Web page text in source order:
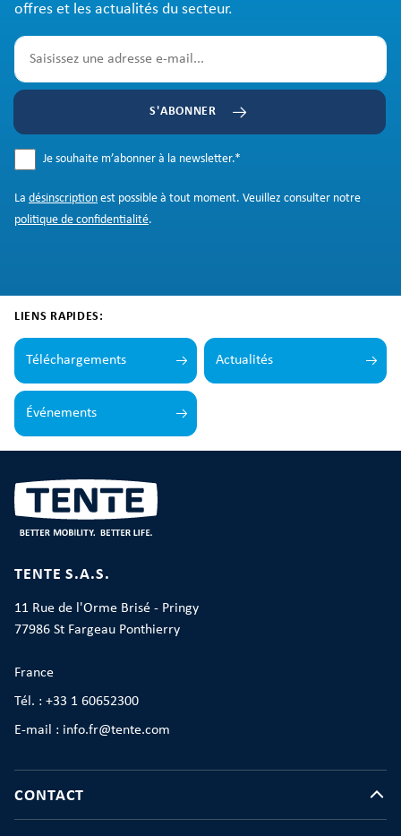
offres et les actualités du secteur.
S'ABONNER
Je souhaite m’abonner à la newsletter.*
La désinscription est possible à tout moment. Veuillez consulter notre
politique de confidentialité.
LIENS RAPIDES:
Téléchargements Actualités
Événements
TENTE S.A.S.
11 Rue de l'Orme Brisé - Pringy
77986 St Fargeau Ponthierry
France
Tél. : +33 1 60652300
E-mail : info.fr@tente.com
CONTACT